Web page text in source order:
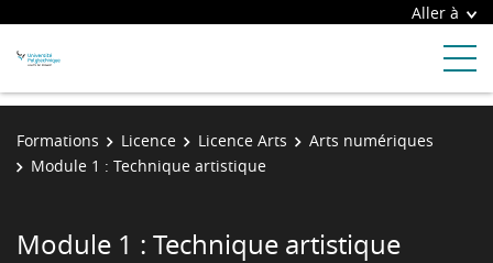
Aller à
Formations Licence Licence Arts
Arts numériques
Module 1 : Technique artistique
Module 1 : Technique artistique